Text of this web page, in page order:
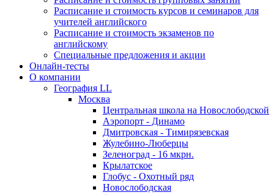
Расписание и стоимость курсов и семинаров для
учителей английского
Расписание и стоимость экзаменов по
английскому
Специальные предложения и акции
Онлайн-тесты
О компании
География LL
Москва
Центральная школа на Новослободской
Аэропорт - Динамо
Дмитровская - Тимирязевская
Жулебино-Люберцы
Зеленоград - 16 мкрн.
Крылатское
Глобус - Охотный ряд
Новослободская